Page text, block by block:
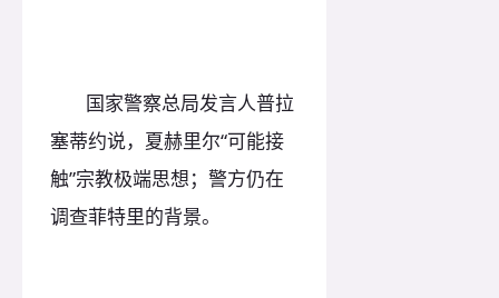
国家警察总局发言人普拉
塞蒂约说，夏赫里尔“可能接
触”宗教极端思想；警方仍在
调查菲特里的背景。